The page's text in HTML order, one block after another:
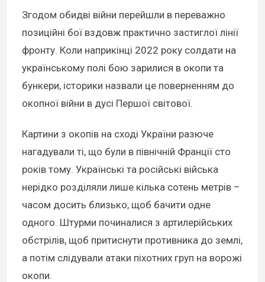
Згодом обидві війни перейшли в переважно
позиційні бої вздовж практично застиглої лінії
фронту. Коли наприкінці 2022 року солдати на
українському полі бою зарилися в окопи та
бункери, історики назвали це поверненням до
окопної війни в дусі Першої світової.
Картини з окопів на сході України разюче
нагадували ті, що були в північній Франції сто
років тому. Українські та російські війська
нерідко розділяли лише кілька сотень метрів –
часом досить близько, щоб бачити одне
одного. Штурми починалися з артилерійських
обстрілів, щоб притиснути противника до землі,
а потім слідували атаки піхотних груп на ворожі
окопи.